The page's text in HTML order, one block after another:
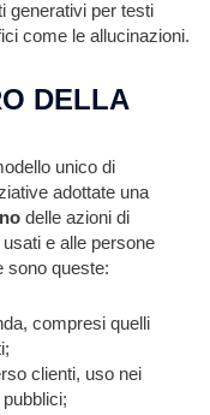
generativi per testi
come le allucinazioni.
DELLA
unico di
adottate una
delle azioni di
e alle persone
sono queste:
compresi quelli
clienti, uso nei